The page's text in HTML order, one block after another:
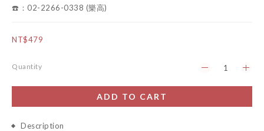
☎️：02-2266-0338 (樂高)
NT$479
Quantity
ADD TO CART
Description